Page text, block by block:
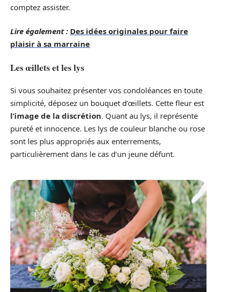
comptez assister.
Lire également : Des idées originales pour faire
plaisir à sa marraine
Les œillets et les lys
Si vous souhaitez présenter vos condoléances en toute
simplicité, déposez un bouquet d’œillets. Cette fleur est
l’image de la discrétion. Quant au lys, il représente
pureté et innocence. Les lys de couleur blanche ou rose
sont les plus appropriés aux enterrements,
particulièrement dans le cas d’un jeune défunt.